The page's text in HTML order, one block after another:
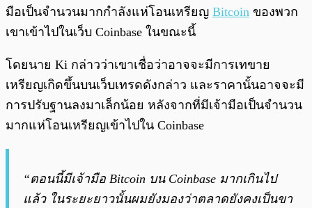
มือเป็นจำนวนมากกำลังแห่โอนเหรียญ Bitcoin ของพวก
เขาเข้าไปในเว็บ Coinbase ในขณะนี้
โดยนาย Ki กล่าวว่าเขาเชื่อว่าอาจจะมีการเทขาย
เหรียญเกิดขึ้นบนเว็บเทรดดังกล่าว และราคานั้นอาจจะมี
การปรับฐานลงมาเล็กน้อย หลังจากที่มีเจ้ามือเป็นจำนวน
มากแห่โอนเหรียญเข้าไปใน Coinbase
“ตอนนี้มีเจ้ามือ Bitcoin บน Coinbase มากเกินไป
แล้ว ในระยะยาวนั้นผมยังมองว่าตลาดยังคงเป็นขา